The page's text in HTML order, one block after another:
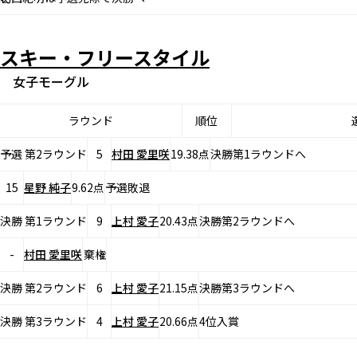
スキー・フリースタイル
女子モーグル
ラウンド 順位
予選 第2ラウンド 5 村田 愛里咲19.38点決勝第1ラウンドへ
15 星野 純子9.62点予選敗退
決勝 第1ラウンド 9 上村 愛子20.43点決勝第2ラウンドへ
- 村田 愛里咲棄権
決勝 第2ラウンド 6 上村 愛子21.15点決勝第3ラウンドへ
決勝 第3ラウンド 4 上村 愛子20.66点4位入賞